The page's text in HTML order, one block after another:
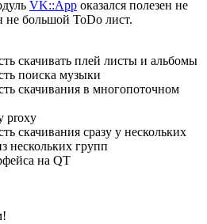
VK::App оказался полезен не
не большой ToDo лист.
скачивать плей листы и альбомы
поиска музыки
скачивания в многопоточном
proxy
скачивания сразу у нескольких
нескольких групп
на QT